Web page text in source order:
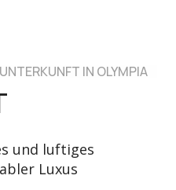
IN OLYMPIA
und luftiges
Luxus